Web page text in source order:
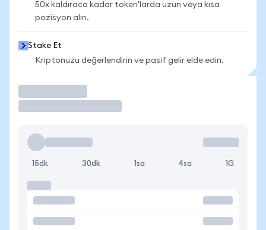
50x kaldıraca kadar token'larda uzun veya kısa
pozisyon alın.
Stake Et
Kriptonuzu değerlendirin ve pasif gelir elde edin.
15dk 30dk 1sa 4sa 1G